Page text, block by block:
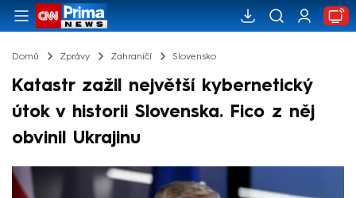
Domů Zprávy Zahraničí Slovensko
Katastr zažil největší kybernetický
útok v historii Slovenska. Fico z něj
obvinil Ukrajinu